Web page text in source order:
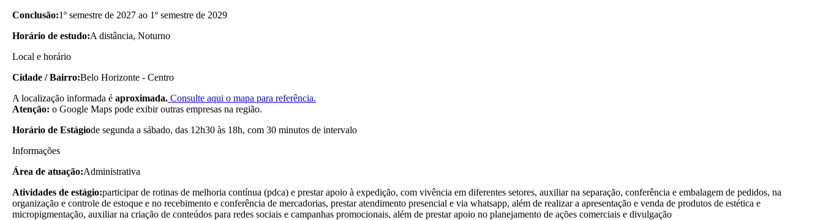
Conclusão:1º semestre de 2027 ao 1º semestre de 2029
Horário de estudo:A distância, Noturno
Local e horário
Cidade / Bairro:Belo Horizonte - Centro
A localização informada é aproximada. Consulte aqui o mapa para referência.
Atenção: o Google Maps pode exibir outras empresas na região.
Horário de Estágiode segunda a sábado, das 12h30 às 18h, com 30 minutos de intervalo
Informações
Área de atuação:Administrativa
Atividades de estágio:participar de rotinas de melhoria contínua (pdca) e prestar apoio à expedição, com vivência em diferentes setores, auxiliar na separação, conferência e embalagem de pedidos, na
organização e controle de estoque e no recebimento e conferência de mercadorias, prestar atendimento presencial e via whatsapp, além de realizar a apresentação e venda de produtos de estética e
micropigmentação, auxiliar na criação de conteúdos para redes sociais e campanhas promocionais, além de prestar apoio no planejamento de ações comerciais e divulgação